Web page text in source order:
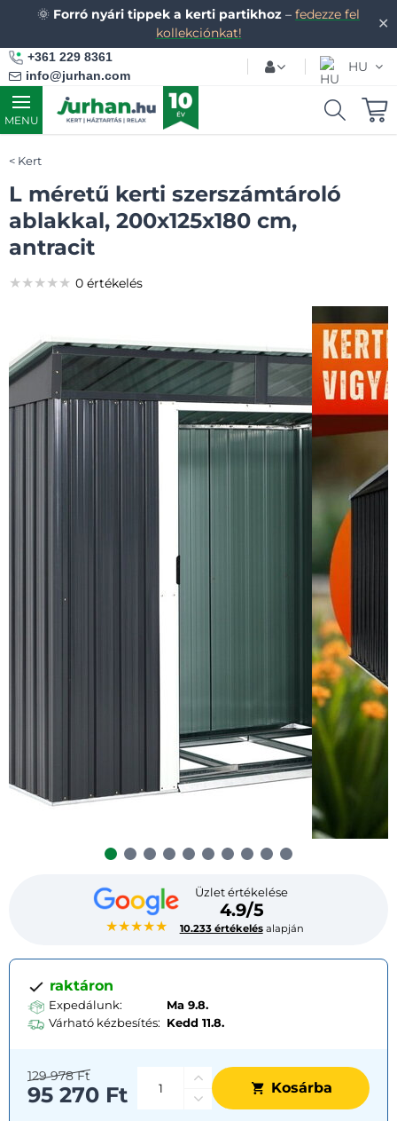
✕
🌞 Forró nyári tippek a kerti partikhoz – fedezze fel
kollekciónkat!
+361 229 8361
info@jurhan.com
HU
MENU
Kert
L méretű kerti szerszámtároló
ablakkal, 200x125x180 cm,
antracit
★★★★★
Üzlet értékelése
4.9/5
10.233 értékelésalapján
★★★★★
★★★★★
★★★★★ 0 értékelés
raktáron
Expedálunk:
Ma 9.8.
Várható kézbesítés: Kedd 11.8.
95 270 Ft
129 978 Ft
Kosárba